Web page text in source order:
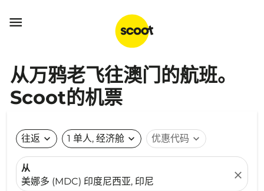

从万鸦老飞往澳门的航班。
Scoot的机票
往返 expand_more 1 单人, 经济舱 expand_more 优惠代码 expand_more
从
美娜多 (MDC) 印度尼西亚, 印尼
close